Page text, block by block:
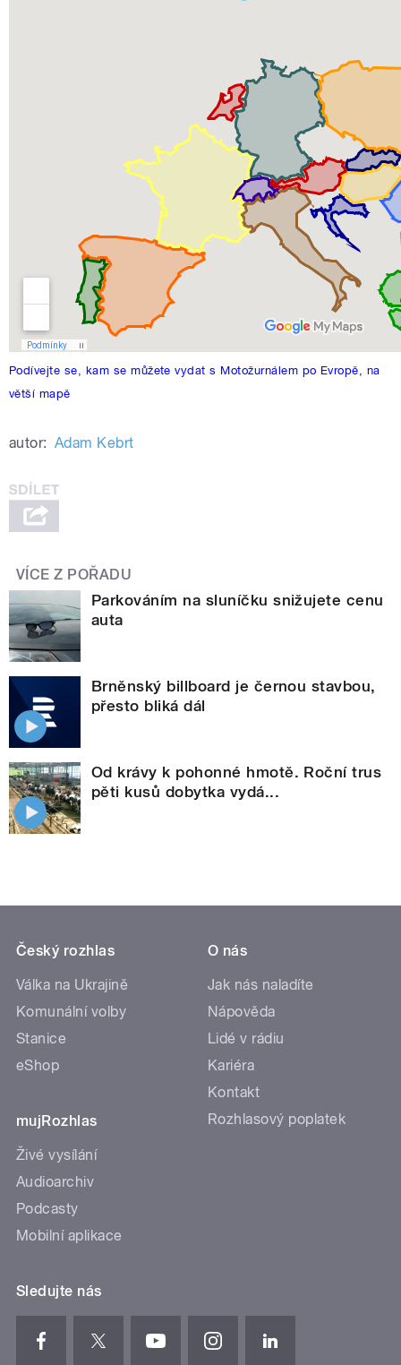
Podívejte se, kam se můžete vydat s Motožurnálem po Evropě, na
větší mapě
autor: Adam Kebrt
VÍCE Z POŘADU
Parkováním na sluníčku snižujete cenu
auta
Brněnský billboard je černou stavbou,
přesto bliká dál
Od krávy k pohonné hmotě. Roční trus
pěti kusů dobytka vydá...
Český rozhlas
Válka na Ukrajině
Komunální volby
Stanice
eShop
mujRozhlas
Živé vysílání
Audioarchiv
Podcasty
Mobilní aplikace
O nás
Jak nás naladíte
Nápověda
Lidé v rádiu
Kariéra
Kontakt
Rozhlasový poplatek
Sledujte nás